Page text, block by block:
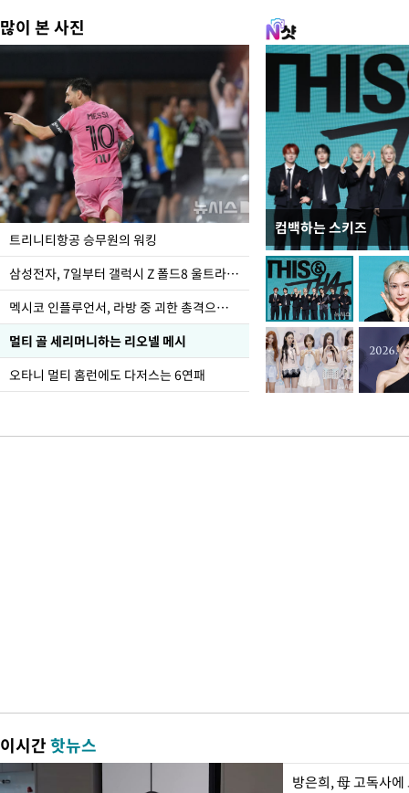
많이 본 사진
트리니티항공 승무원의 워킹
삼성전자, 7일부터 갤럭시 Z 폴드8 울트라·폴드8·플립8 출시
멕시코 인플루언서, 라방 중 괴한 총격으로 사망
멀티 골 세리머니하는 리오넬 메시
오타니 멀티 홈런에도 다저스는 6연패
컴백하는 스키즈
입추 하루 앞둔 전남
폭염
이시간핫뉴스
방은희, 母 고독사